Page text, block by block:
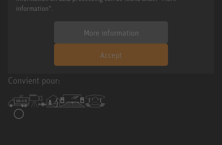
information".
More information
Accept
Convient pour: